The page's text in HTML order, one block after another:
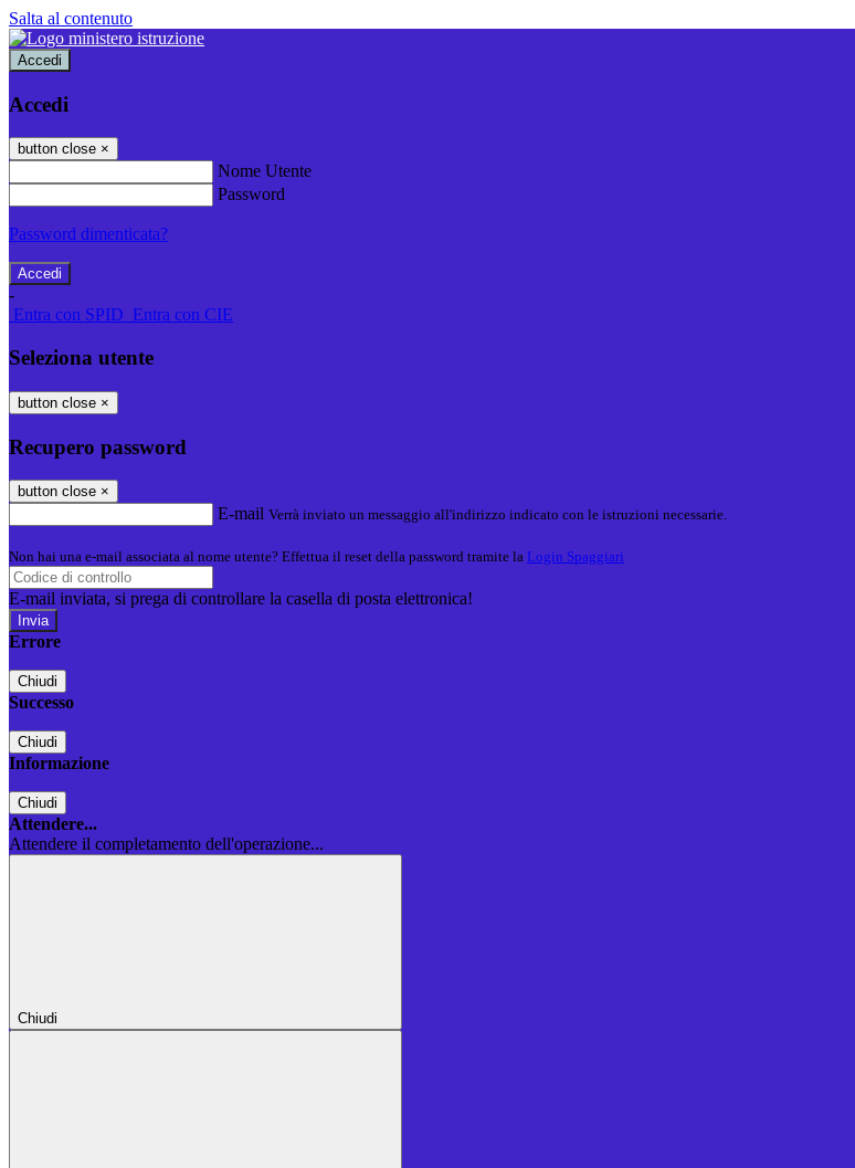
Salta al contenuto
Accedi
Accedi
button close ×
Nome Utente
Password
Password dimenticata?
-
Entra con SPID Entra con CIE
Seleziona utente
button close ×
Recupero password
button close ×
E-mail Verrà inviato un messaggio all'indirizzo indicato con le istruzioni necessarie.
Non hai una e-mail associata al nome utente? Effettua il reset della password tramite la Login Spaggiari
E-mail inviata, si prega di controllare la casella di posta elettronica!
Errore
Chiudi
Successo
Chiudi
Informazione
Chiudi
Attendere...
Attendere il completamento dell'operazione...
Chiudi